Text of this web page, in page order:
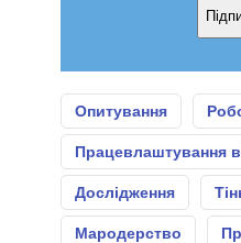
Опитування
Працевлаштування в
Дослідження
Мародерство